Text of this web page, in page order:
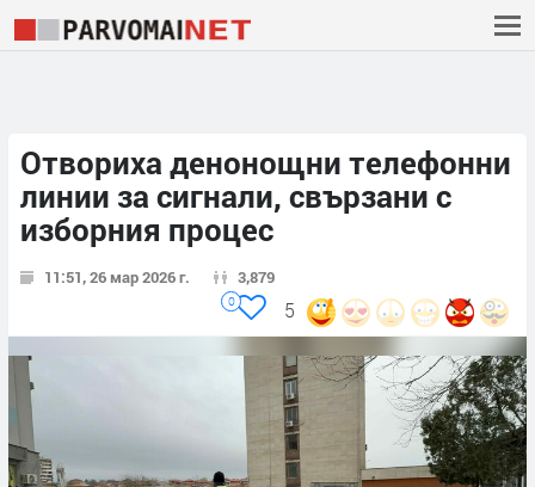
Отвориха денонощни телефонни
линии за сигнали, свързани с
изборния процес
11:51, 26 мар 2026 г. 3,879
5
0